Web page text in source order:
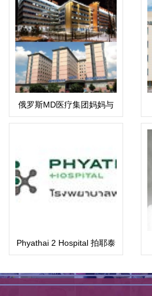
俄罗斯MD医疗集团妈妈与
孩子
Phyathai 2 Hospital 拍耶泰
2医院